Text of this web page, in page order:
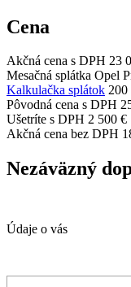
Cena
Akčná cena s DPH 23
Mesačná splátka Opel
Kalkulačka splátok 200
Pôvodná cena s DPH
Ušetríte s DPH 2 500 €
Akčná cena bez DPH
Nezáväzný
Údaje o vás